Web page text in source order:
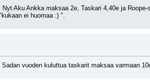
Aku Ankka maksaa 2e, Taskari 4,40e ja
ei huomaa :) ".
vuoden kuluttua taskarit maksaa varmaan